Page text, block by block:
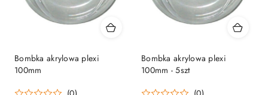
Bombka akrylowa plexi
100mm
Bombka akrylowa plexi
100mm - 5szt